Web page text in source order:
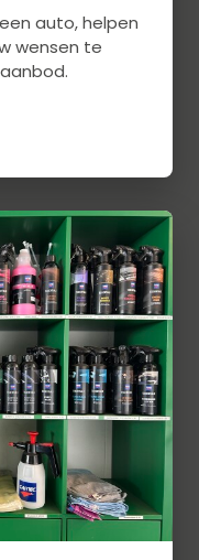
auto, helpen
wensen te